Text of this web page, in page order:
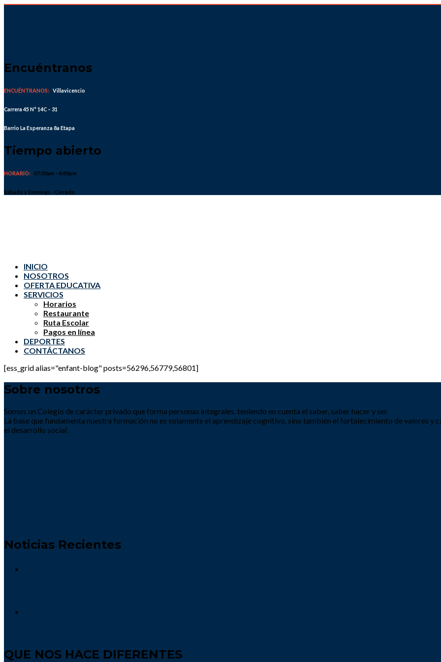
Encuéntranos
ENCUÉNTRANOS: Villavicencio
Carrera 45 N° 14C – 31
Barrio La Esperanza 8a Etapa
Tiempo abierto
HORARIO: 07:00am - 4:00pm
Sábado y Domingo - Cerrado
INICIO
NOSOTROS
OFERTA EDUCATIVA
SERVICIOS
Horarios
Restaurante
Ruta Escolar
Pagos en línea
DEPORTES
CONTÁCTANOS
[ess_grid alias="enfant-blog" posts=56296,56779,56801]
Sobre nosotros
Somos un Colegio de carácter privado que forma personas integrales, teniendo en cuenta el saber, saber hacer y ser.
La base que fundamenta nuestra formación no es solamente el aprendizaje cognitivo, sino también el fortalecimiento de valores
el desarrollo social.
Noticias Recientes
QUE NOS HACE DIFERENTES